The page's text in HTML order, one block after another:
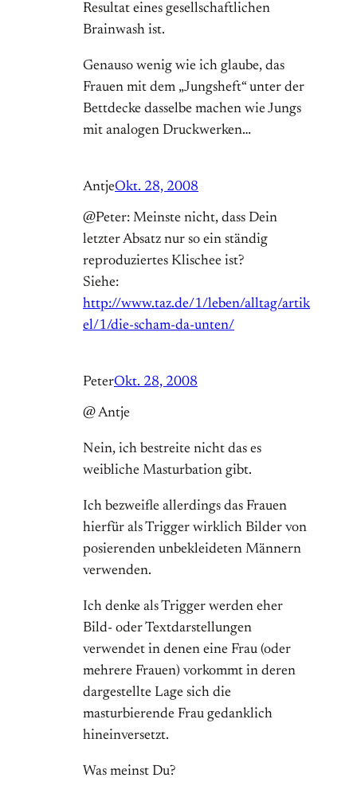
Resultat eines gesellschaftlichen
Brainwash ist.
Genauso wenig wie ich glaube, das
Frauen mit dem „Jungsheft“ unter der
Bettdecke dasselbe machen wie Jungs
mit analogen Druckwerken…
AntjeOkt. 28, 2008
@Peter: Meinste nicht, dass Dein
letzter Absatz nur so ein ständig
reproduziertes Klischee ist?
Siehe:
http://www.taz.de/1/leben/alltag/artik
el/1/die-scham-da-unten/
PeterOkt. 28, 2008
@ Antje
Nein, ich bestreite nicht das es
weibliche Masturbation gibt.
Ich bezweifle allerdings das Frauen
hierfür als Trigger wirklich Bilder von
posierenden unbekleideten Männern
verwenden.
Ich denke als Trigger werden eher
Bild- oder Textdarstellungen
verwendet in denen eine Frau (oder
mehrere Frauen) vorkommt in deren
dargestellte Lage sich die
masturbierende Frau gedanklich
hineinversetzt.
Was meinst Du?